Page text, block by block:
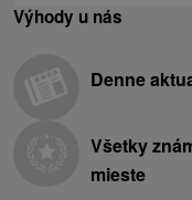
Výhody u nás
Denne
Všetky
mieste